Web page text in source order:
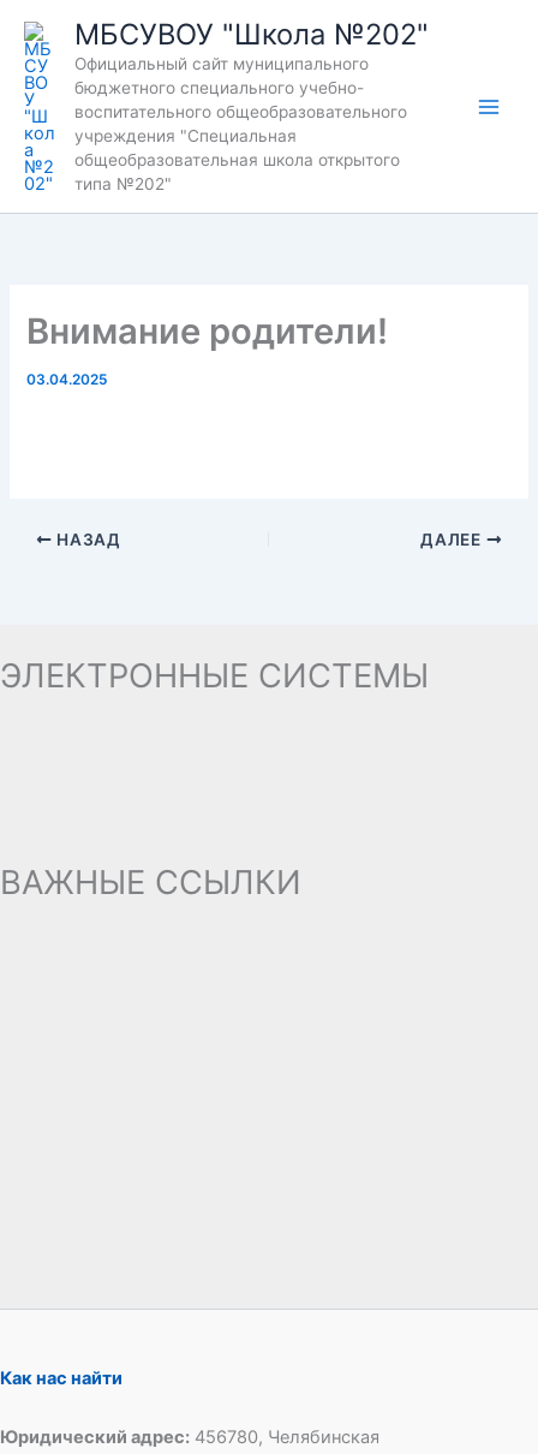
содержимому
МБСУВОУ "Школа №202"
Официальный сайт муниципального
бюджетного специального учебно-
воспитательного общеобразовательного
учреждения "Специальная
общеобразовательная школа открытого
типа №202"
Внимание родители!
03.04.2025
НАЗАД ДАЛЕЕ
ЭЛЕКТРОННЫЕ СИСТЕМЫ
ВАЖНЫЕ ССЫЛКИ
Как нас найти
Юридический адрес: 456780, Челябинская